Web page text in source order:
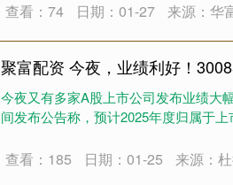
查看：74 日期：01-27 来源：华
聚富配资 今夜，业绩利好！
今夜又有多家A股上市公司发布业绩大
间发布公告称，预计2025年度归属于
查看：185 日期：01-25 来源：